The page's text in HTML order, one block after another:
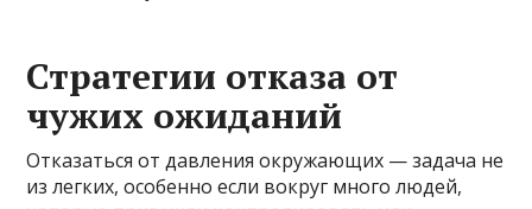
Стратегии отказа от
чужих ожиданий
Отказаться от давления окружающих — задача не
из легких, особенно если вокруг много людей,